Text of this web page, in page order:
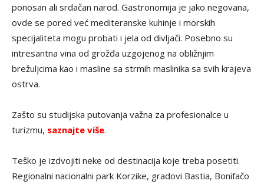
ponosan ali srdačan narod. Gastronomija je jako negovana,
ovde se pored već mediteranske kuhinje i morskih
specijaliteta mogu probati i jela od divljači. Posebno su
intresantna vina od grožđa uzgojenog na obližnjim
brežuljcima kao i masline sa strmih maslinika sa svih krajeva
ostrva.
Zašto su studijska putovanja važna za profesionalce u
turizmu, saznajte više.
Teško je izdvojiti neke od destinacija koje treba posetiti.
Regionalni nacionalni park Korzike, gradovi Bastia, Bonifačo